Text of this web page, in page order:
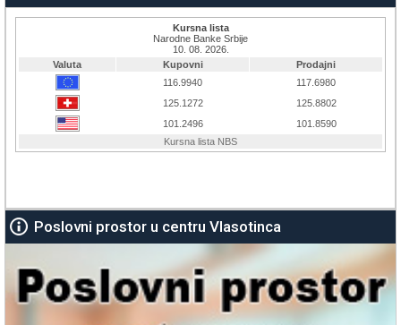
Poslovni prostor u centru Vlasotinca